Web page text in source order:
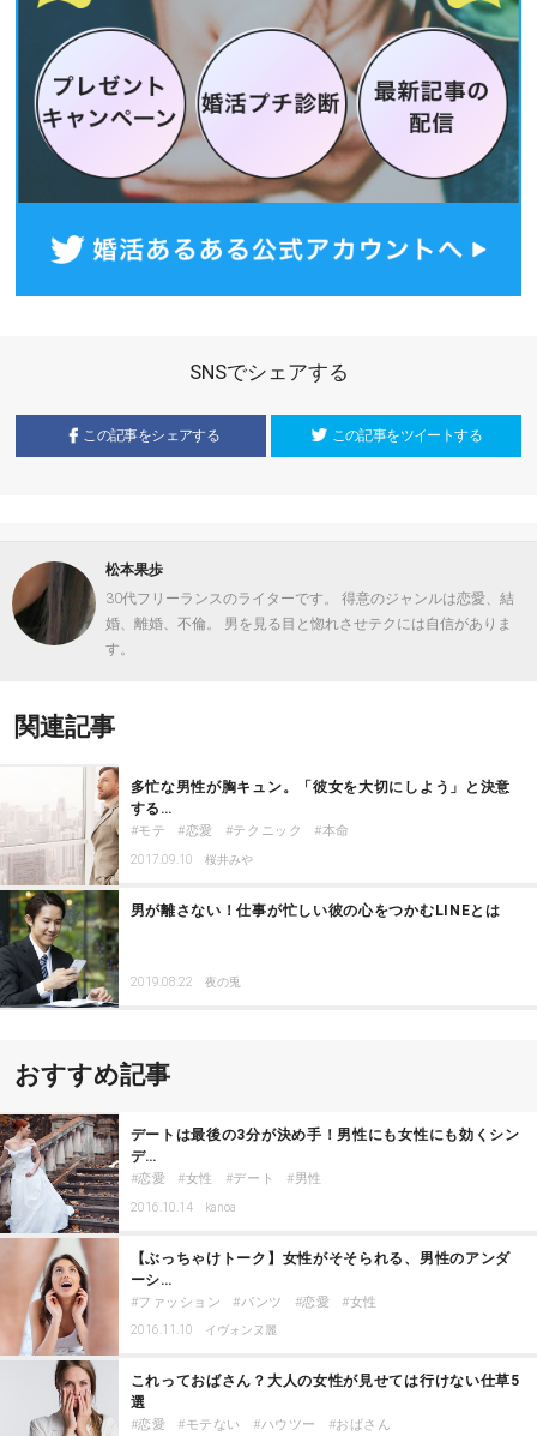
SNSでシェアする
この記事をシェアする この記事をツイートする
松本果歩
30代フリーランスのライターです。 得意のジャンルは恋愛、結
婚、離婚、不倫。 男を見る目と惚れさせテクには自信がありま
す。
関連記事
多忙な男性が胸キュン。「彼女を大切にしよう」と決意
する…
モテ 恋愛 テクニック 本命
2017.09.10 桜井みや
男が離さない！仕事が忙しい彼の心をつかむLINEとは
2019.08.22 夜の兎
おすすめ記事
デートは最後の3分が決め手！男性にも女性にも効くシン
デ…
恋愛 女性 デート 男性
2016.10.14 kanoa
【ぶっちゃけトーク】女性がそそられる、男性のアンダ
ーシ…
ファッション パンツ 恋愛 女性
2016.11.10 イヴォンヌ麗
これっておばさん？大人の女性が見せては行けない仕草5
選
恋愛 モテない ハウツー おばさん